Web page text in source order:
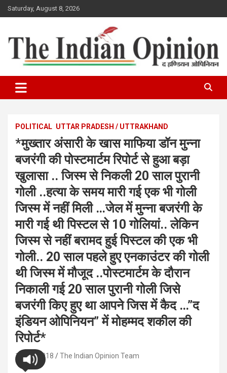
Skip
to
Saturday, August 8, 2026
Indian Opinion News
POLITICAL UTTAR PRADESH / UTTRAKHAND
*मुख्तार अंसारी के खास माफिया डॉन मुन्ना
बजरंगी की पोस्टमार्टम रिपोर्ट से हुआ बड़ा
खुलासा .. जिस्म से निकली 20 साल पुरानी
गोली ..हत्या के समय मारी गई एक भी गोली
जिस्म में नहीं मिली …जेल में मुन्ना बजरंगी के
मारी गई थी पिस्टल से 10 गोलियां.. लेकिन
जिस्म से नहीं बरामद हुई पिस्टल की एक भी
गोली.. 20 साल पहले हुए एनकाउंटर की गोली
थी जिस्म में मौजूद ..पोस्टमार्टम के दौरान
निकाली गई 20 साल पुरानी गोली जिसे
बजरंगी किए हुए था आपने जिस में कैद …”द
इंडियन ओपिनियन” में मोहम्मद शकील की
रिपोर्ट*
12/07/2018 The Indian Opinion Team